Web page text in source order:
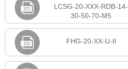
LCSG-20-XXX-RDB-14-
30-50-70-M5
FHG-20-XX-U-II